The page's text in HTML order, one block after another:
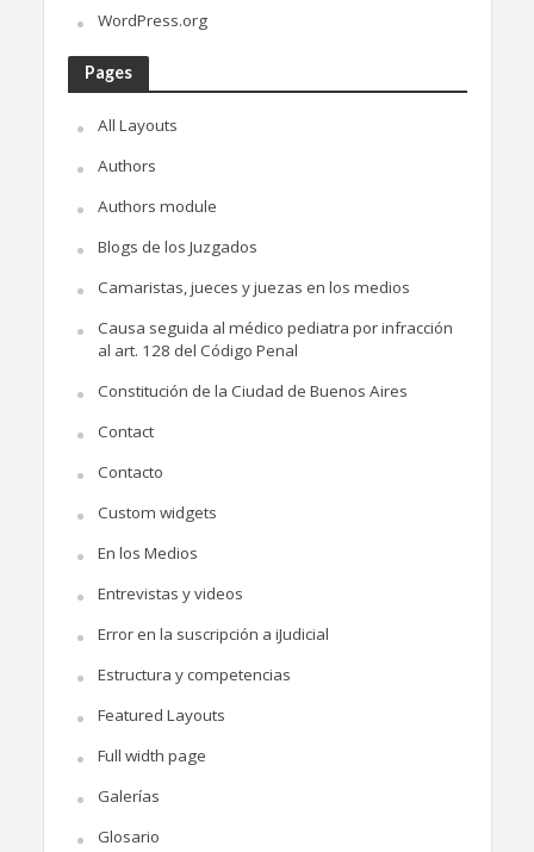
WordPress.org
Pages
All Layouts
Authors
Authors module
Blogs de los Juzgados
Camaristas, jueces y juezas en los medios
Causa seguida al médico pediatra por infracción
al art. 128 del Código Penal
Constitución de la Ciudad de Buenos Aires
Contact
Contacto
Custom widgets
En los Medios
Entrevistas y videos
Error en la suscripción a iJudicial
Estructura y competencias
Featured Layouts
Full width page
Galerías
Glosario